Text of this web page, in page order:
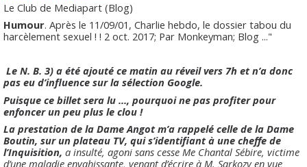
Le Club de Mediapart (Blog)
Humour. Après le 11/09/01, Charlie hebdo, le dossier tabou du
harcèlement sexuel ! ! 2 oct. 2017; Par Monkeyman; Blog ..."
Le N. B. 3) a été ajouté ce matin au réveil vers 7h et n’a donc
pas eu d’influence sur la sélection Google.
Puisque ce billet sera lu ..., pourquoi ne pas profiter pour
enfoncer un peu plus le clou !
La prestation de la Dame Angot m’a rappelé celle de la Dame
Boutin, sur un plateau TV, qui s’identifiant à une cheffe de
l’Inquisition, a insulté, agoni sans cesse Me Chantal Sébire, victime
d’une maladie envahissante, venant d’écrire à M. Sarkozy en vue